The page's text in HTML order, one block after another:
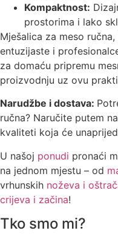
Kompaktnost:
prostorima i lako
Mješalica za meso
entuzijaste i
za domaću pripremu
proizvodnju uz ovu
Narudžbe i dostava:
ručna? Naručite putem
kvaliteti koja će
U našoj ponudi pronaći
na jednom mjestu – od
vrhunskih noževa i
crijeva i začina!
Tko smo mi?